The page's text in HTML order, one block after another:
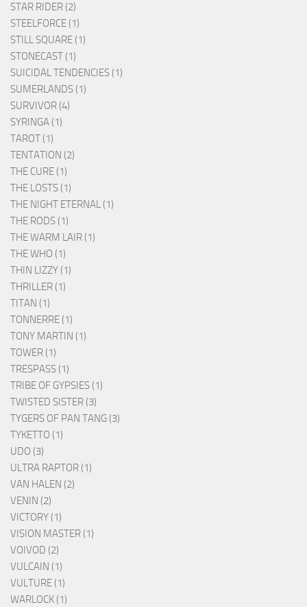
STAR RIDER (2)
STEELFORCE (1)
STILL SQUARE (1)
STONECAST (1)
SUICIDAL TENDENCIES (1)
SUMERLANDS (1)
SURVIVOR (4)
SYRINGA (1)
TAROT (1)
TENTATION (2)
THE CURE (1)
THE LOSTS (1)
THE NIGHT ETERNAL (1)
THE RODS (1)
THE WARM LAIR (1)
THE WHO (1)
THIN LIZZY (1)
THRILLER (1)
TITAN (1)
TONNERRE (1)
TONY MARTIN (1)
TOWER (1)
TRESPASS (1)
TRIBE OF GYPSIES (1)
TWISTED SISTER (3)
TYGERS OF PAN TANG (3)
TYKETTO (1)
UDO (3)
ULTRA RAPTOR (1)
VAN HALEN (2)
VENIN (2)
VICTORY (1)
VISION MASTER (1)
VOIVOD (2)
VULCAIN (1)
VULTURE (1)
WARLOCK (1)